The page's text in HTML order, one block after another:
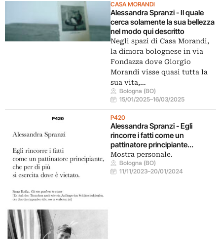
CASA MORANDI
Alessandra Spranzi - Il quale
cerca solamente la sua bellezza
nel modo qui descritto
Negli spazi di Casa Morandi,
la dimora bolognese in via
Fondazza dove Giorgio
Morandi visse quasi tutta la
sua vita,…
Bologna (BO)
15/01/2025–16/03/2025
P420
Alessandra Spranzi - Egli
rincorre i fatti come un
pattinatore principiante...
Mostra personale.
Bologna (BO)
11/11/2023–20/01/2024